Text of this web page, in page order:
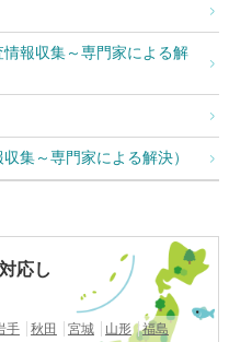
報収集～専門家による解
集～専門家による解決）
応し
手 秋田 宮城 山形
福島